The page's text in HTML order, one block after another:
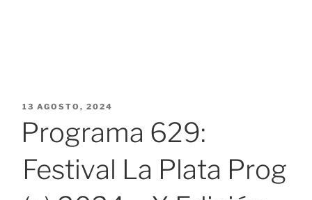
PUBLICADO
13 AGOSTO, 2024
Programa 629:
Festival La Plata Prog